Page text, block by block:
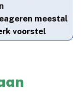
meestal
voorstel